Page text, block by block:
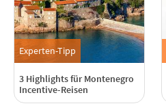
Experten-Tipp
3 Highlights für Montenegro
Incentive-Reisen